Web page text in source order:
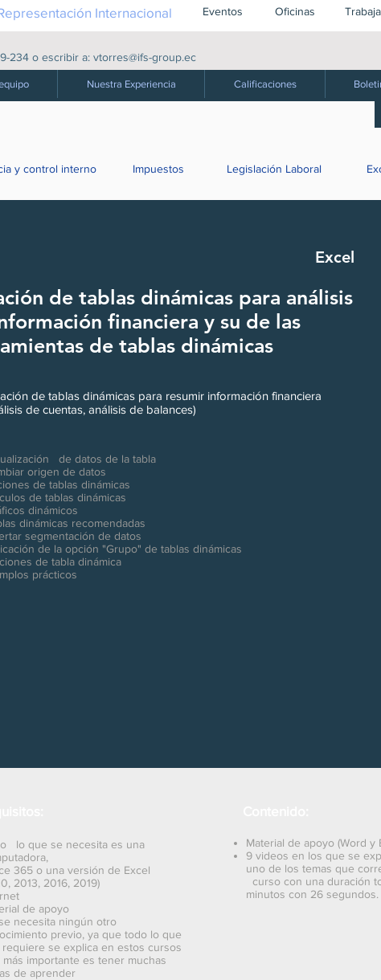
Nuestra Experiencia Calificaciones
234 o escribir a: vtorres@ifs-group.ec
Eventos
Internacional Oficinas
y control interno Impuestos Legislación Laboral
de tablas dinámicas para análisis
financiera y su de las
de tablas dinámicas
de tablas dinámicas para resumir información financiera
de cuentas, análisis de balances)
de datos de la tabla
origen de datos
de tablas dinámicas
de tablas dinámicas
dinámicos
dinámicas recomendadas
segmentación de datos
de la opción "Grupo" de tablas dinámicas
de tabla dinámica
prácticos
Excel
lo que se necesita es una
365 o una versión de Excel
2013, 2016, 2019)
de apoyo
necesita ningún otro
previo, ya que todo lo que
se explica en estos cursos
más importante es tener muchas
de aprender
Material de apoyo (Word y
9 videos en los que se
uno de los temas que
curso con una duración
minutos con 26 segundos.